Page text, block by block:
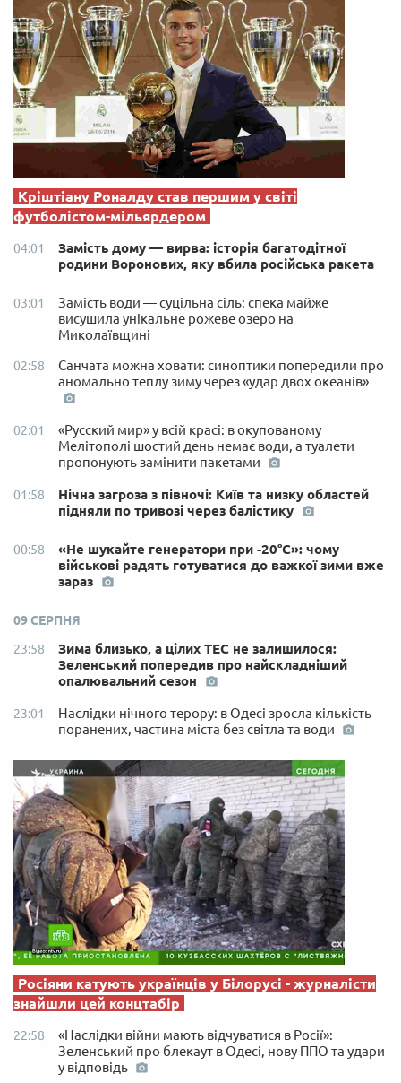
Кріштіану Роналду став першим у світі
футболістом-мільярдером
04:01
Замість дому — вирва: історія багатодітної
родини Воронових, яку вбила російська ракета
03:01
Замість води — суцільна сіль: спека майже
висушила унікальне рожеве озеро на
Миколаївщині
02:58
Санчата можна ховати: синоптики попередили про
аномально теплу зиму через «удар двох океанів»
02:01
«Русский мир» у всій красі: в окупованому
Мелітополі шостий день немає води, а туалети
пропонують замінити пакетами
01:58
Нічна загроза з півночі: Київ та низку областей
підняли по тривозі через балістику
00:58
«Не шукайте генератори при -20°C»: чому
військові радять готуватися до важкої зими вже
зараз
09 СЕРПНЯ
23:58
Зима близько, а цілих ТЕС не залишилося:
Зеленський попередив про найскладніший
опалювальний сезон
23:01
Наслідки нічного терору: в Одесі зросла кількість
поранених, частина міста без світла та води
Росіяни катують українців у Білорусі - журналісти
знайшли цей концтабір
22:58
«Наслідки війни мають відчуватися в Росії»:
Зеленський про блекаут в Одесі, нову ППО та удари
у відповідь